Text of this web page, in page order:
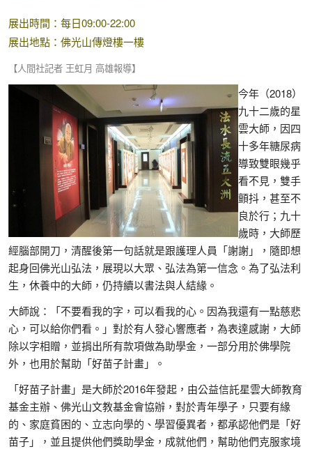
展出時間：每日09:00-22:00
展出地點：佛光山傳燈樓一樓
【人間社記者 王虹月 高雄報導】
今年（2018）
九十二歲的星
雲大師，因四
十多年糖尿病
導致雙眼幾乎
看不見，雙手
顫抖，甚至不
良於行；九十
歲時，大師歷
經腦部開刀，清醒後第一句話就是跟護理人員「謝謝」，隨即想
起身回佛光山弘法，展現以大眾、弘法為第一信念。為了弘法利
生，休養中的大師，仍持續以書法與人結緣。
大師說：「不要看我的字，可以看我的心。因為我還有一點慈悲
心，可以給你們看。」對於有人發心響應者，為表達感謝，大師
除以字相贈，並捐出所有款項做為助學金，一部分用於佛學院
外，也用於幫助「好苗子計畫」。
「好苗子計畫」是大師於2016年發起，由公益信託星雲大師教育
基金主辦、佛光山文教基金會協辦，對於青年學子，只要有緣
的、家庭貧困的、立志向學的、學習優異者，都承認他們是「好
苗子」，並且提供他們獎助學金，成就他們，幫助他們克服家境